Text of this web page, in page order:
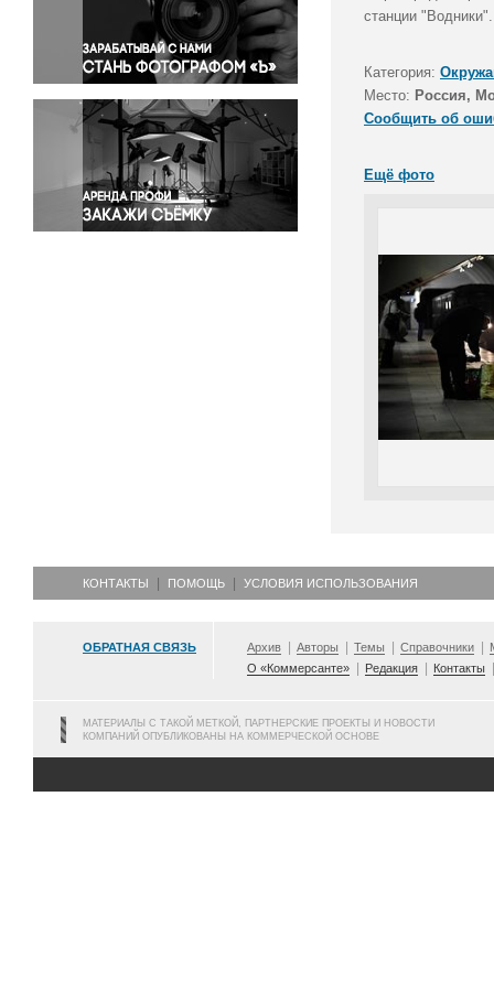
Правосудие
Происшествия и конфликты
Религия
Светская жизнь
Спорт
Экология
Экономика и бизнес
станции
Категория:
Место: Россия,
Сообщить об
Ещё фото
КОНТАКТЫ ПОМОЩЬ УСЛОВИЯ ИСПОЛЬЗОВАНИЯ
ОБРАТНАЯ СВЯЗЬ Архив Авторы Темы Справочники
О «Коммерсанте»
Редакция Контакты
МАТЕРИАЛЫ С ТАКОЙ МЕТКОЙ, ПАРТНЕРСКИЕ ПРОЕКТЫ И НОВОСТИ
КОМПАНИЙ ОПУБЛИКОВАНЫ НА КОММЕРЧЕСКОЙ ОСНОВЕ